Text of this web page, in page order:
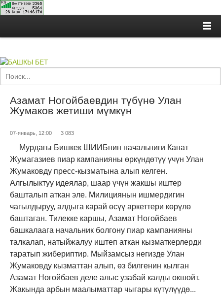
Азамат Ногойбаевдин түбүнө Улан
Жумаков жетиши мүмкүн
07-январь, 12:00 3 083
Мурдагы Бишкек ШИИБнин начальниги Канат
Жумагазиев пиар кампанияны өркүндөтүү үчүн Улан
Жумаковду пресс-кызматына алып келген.
Алгылыктуу идеялар, шаар үчүн жакшы иштер
башталып аткан эле. Милициянын ишмердигин
чагылдыруу, алдыга карай өсүү аркеттери көрүлө
баштаган. Тилекке каршы, Азамат Ногойбаев
башкалаага начальник болгону пиар кампанияны
талкалап, натыйжалуу иштеп аткан кызматкерлерди
таратып жибериптир. Мыйзамсыз негизде Улан
Жумаковду кызматтан алып, өз билгенин кылган
Азамат Ногойбаев деле алыс узабай калды окшойт.
Жакында арбын маалыматтар чыгары күтүлүүдө...